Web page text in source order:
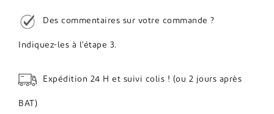
Des commentaires sur votre commande ?
Indiquez-les à l'étape 3.
Expédition 24 H et suivi colis ! (ou 2 jours après
BAT)